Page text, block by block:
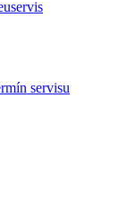
servisu